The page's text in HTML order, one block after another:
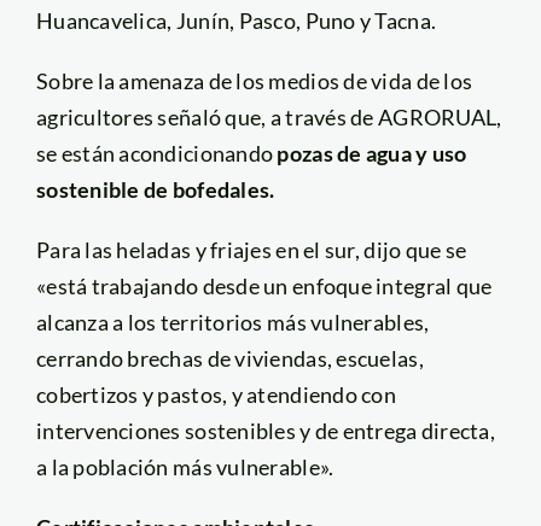
Huancavelica, Junín, Pasco, Puno y Tacna.
Sobre la amenaza de los medios de vida de los
agricultores señaló que, a través de AGRORUAL,
se están acondicionandopozas de agua y uso
sostenible de bofedales.
Para las heladas y friajes en el sur, dijo que se
«está trabajando desde un enfoque integral que
alcanza a los territorios más vulnerables,
cerrando brechas de viviendas, escuelas,
cobertizos y pastos, y atendiendo con
intervenciones sostenibles y de entrega directa,
a la población más vulnerable».